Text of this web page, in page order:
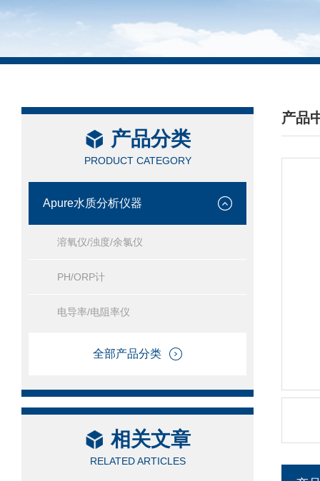
产品分类
PRODUCT CATEGORY
Apure水质分析仪器
溶氧仪/浊度/余氯仪
PH/ORP计
电导率/电阻率仪
全部产品分类
相关文章
RELATED ARTICLES
产品
/